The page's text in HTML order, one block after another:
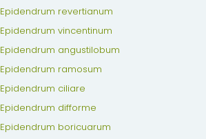
Epidendrum revertianum
Epidendrum vincentinum
Epidendrum angustilobum
Epidendrum ramosum
Epidendrum ciliare
Epidendrum difforme
Epidendrum boricuarum